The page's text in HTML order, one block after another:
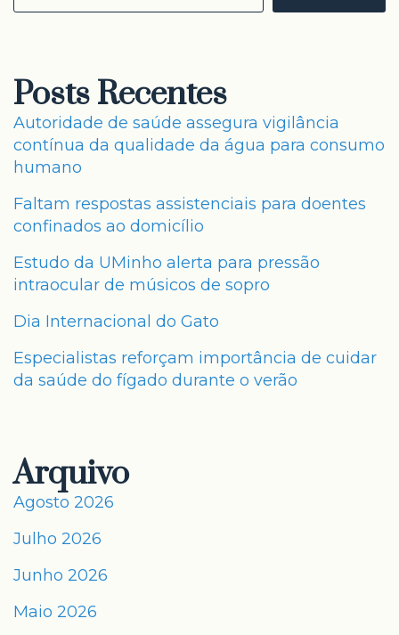
Posts Recentes
Autoridade de saúde assegura vigilância
contínua da qualidade da água para consumo
humano
Faltam respostas assistenciais para doentes
confinados ao domicílio
Estudo da UMinho alerta para pressão
intraocular de músicos de sopro
Dia Internacional do Gato
Especialistas reforçam importância de cuidar
da saúde do fígado durante o verão
Arquivo
Agosto 2026
Julho 2026
Junho 2026
Maio 2026